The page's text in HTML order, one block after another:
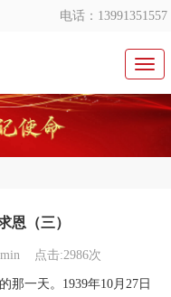
电话：13991351557
切
换
导
航
恩（三）
点击:2986次
一天。1939年10月27日